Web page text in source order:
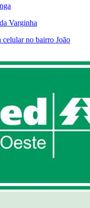
Varginha
no bairro João